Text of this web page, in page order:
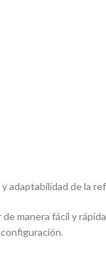
adaptabilidad de la
manera fácil y